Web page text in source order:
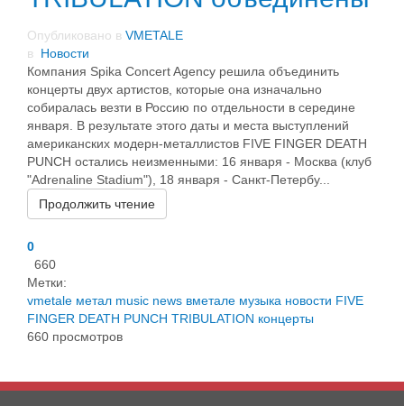
Опубликовано в VMETALE
в Новости
Компания Spika Concert Agency решила объединить
концерты двух артистов, которые она изначально
собиралась везти в Россию по отдельности в середине
января. В результате этого даты и места выступлений
американских модерн-металлистов FIVE FINGER DEATH
PUNCH остались неизменными: 16 января - Москва (клуб
"Adrenaline Stadium"), 18 января - Санкт-Петербу...
Продолжить чтение
0
660
Метки:
vmetale метал music news вметале музыка новости FIVE
FINGER DEATH PUNCH TRIBULATION концерты
660 просмотров